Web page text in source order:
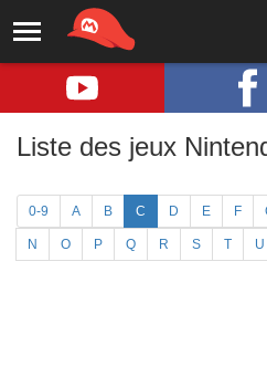
Liste des jeux
0-9 A B C D E F
N O P Q R S T U